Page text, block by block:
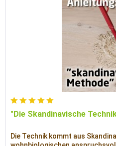
"Die Skandinavische
Die Technik kommt aus